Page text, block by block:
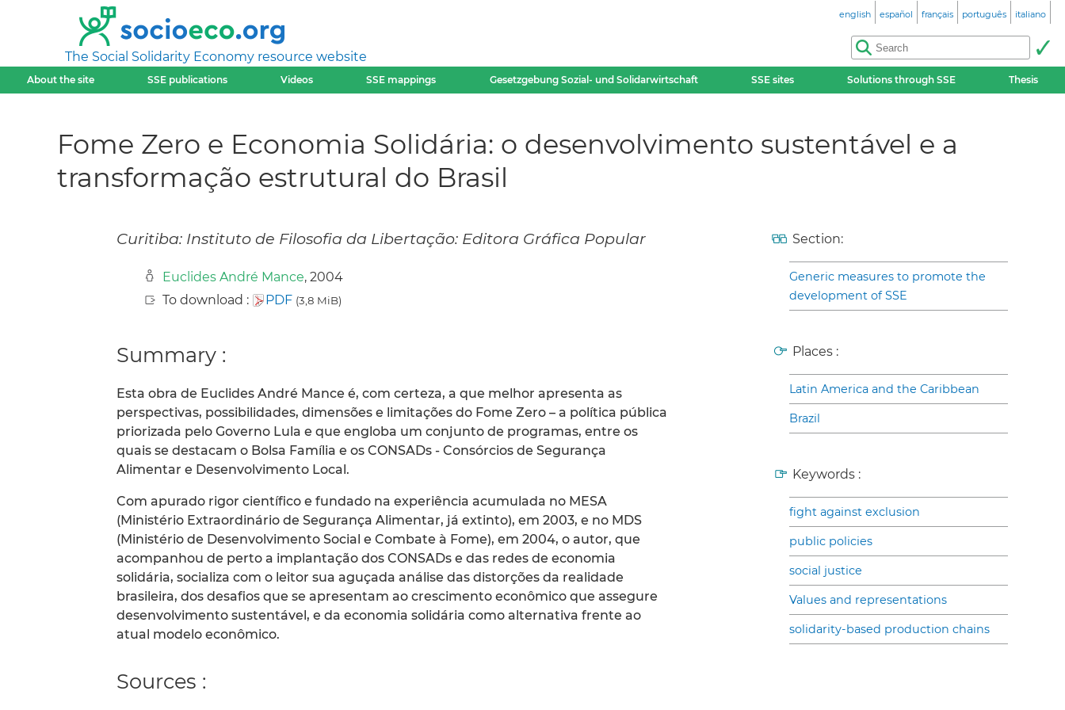
The Social Solidarity Economy resource website
english español français português italiano
About the site SSE publications Videos SSE mappings Gesetzgebung Sozial- und Solidarwirtschaft SSE sites Solutions through SSE Thesis
Fome Zero e Economia Solidária: o desenvolvimento sustentável e a
transformação estrutural do Brasil
Curitiba: Instituto de Filosofia da Libertação: Editora Gráfica Popular
Euclides André Mance, 2004
To download :
PDF (3,8 MiB)
Summary :
Esta obra de Euclides André Mance é, com certeza, a que melhor apresenta as
perspectivas, possibilidades, dimensões e limitações do Fome Zero – a política pública
priorizada pelo Governo Lula e que engloba um conjunto de programas, entre os
quais se destacam o Bolsa Família e os CONSADs - Consórcios de Segurança
Alimentar e Desenvolvimento Local.
Com apurado rigor científico e fundado na experiência acumulada no MESA
(Ministério Extraordinário de Segurança Alimentar, já extinto), em 2003, e no MDS
(Ministério de Desenvolvimento Social e Combate à Fome), em 2004, o autor, que
acompanhou de perto a implantação dos CONSADs e das redes de economia
solidária, socializa com o leitor sua aguçada análise das distorções da realidade
brasileira, dos desafios que se apresentam ao crescimento econômico que assegure
desenvolvimento sustentável, e da economia solidária como alternativa frente ao
atual modelo econômico.
Sources :
Section:
Generic measures to promote the
development of SSE
Places :
Latin America and the Caribbean
Brazil
Keywords :
fight against exclusion
public policies
social justice
Values and representations
solidarity-based production chains